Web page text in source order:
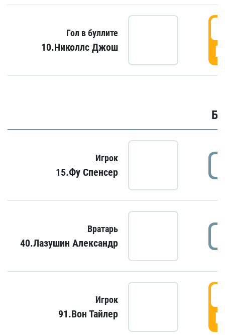
Гол в буллите
10.Николлс Джош
Игрок
15.Фу Спенсер
Вратарь
40.Лазушин Александр
Игрок
91.Вон Тайлер